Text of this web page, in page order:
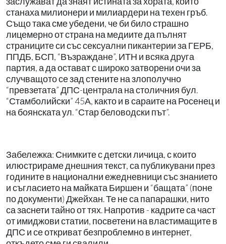
станаха милионери и милиардери на техен гръб.
Също така сме убедени, че би било страшно
лицемерно от страна на медиите да пълнят
страниците си със сексуални пикантерии за ГЕРБ,
ППДБ, БСП, “Възраждане”, ИТН и всяка друга
партия, а да остават с широко затворени очи за
случващото се зад стените на злополучно
“превзетата” ДПС-централа на столичния бул.
“Стамболийски” 45А, както и в сараите на Росенец и
на боянската ул. “Стар беловодски път”.
Забележка: Снимките с детски личица, с които
илюстрираме днешния текст, са публикувани през
годините в национални ежедневници със знанието
и съгласието на майката Биршен и “бащата” (поне
по документи) Джейхан. Те не са папарашки, нито
са заснети тайно от тях. Напротив - кадрите са част
от имиджови статии, посветени на властимащите в
ДПС и се откриват безпроблемно в интернет,